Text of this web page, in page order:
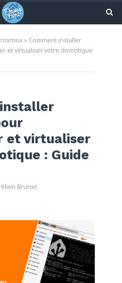
» Comment installer
et virtualiser votre domotique
et virtualiser
: Guide
Brunet